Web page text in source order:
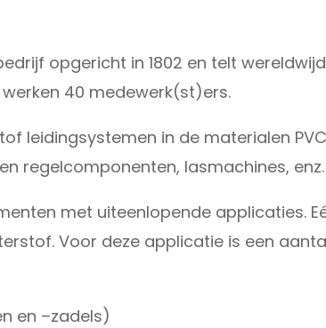
opgericht in 1802 en telt
werken 40 medewerk(st)ers.
in de materialen PVC-
regelcomponenten, lasmachines, enz.
met uiteenlopende applicaties.
Voor deze applicatie is een
en –zadels)